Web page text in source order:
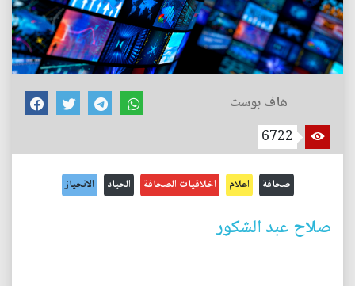
هاف بوست
6722
صحافة اعلام اخلاقيات الصحافة الحياد الانحياز
صلاح عبد الشكور